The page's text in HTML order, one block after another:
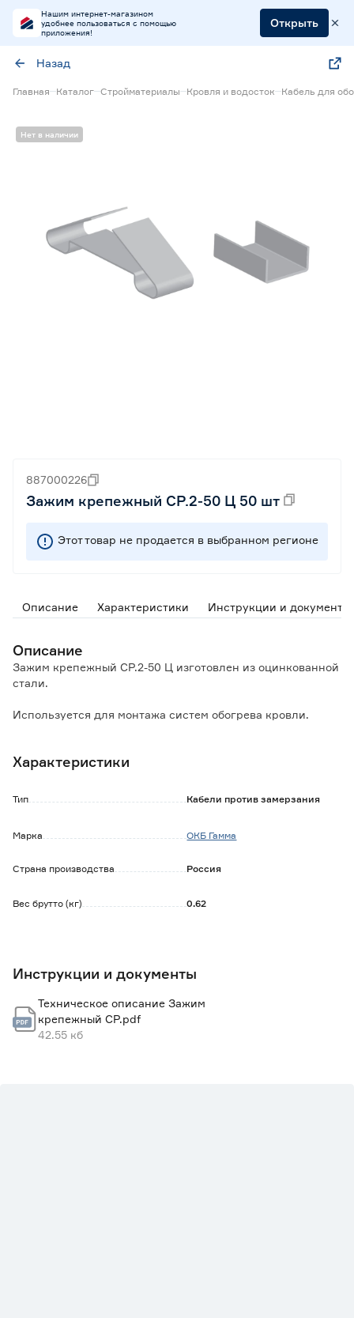
Нашим интернет-магазином
удобнее пользоваться с помощью
приложения!
Открыть
Назад
Главная Каталог Стройматериалы Кровля и водосток Кабель для
Нет в наличии
887000226
Зажим крепежный СР.2-50 Ц 50 шт
Этот товар не продается в выбранном регионе
Описание Характеристики Инструкции и документы
Описание
Зажим крепежный СР.2-50 Ц изготовлен из оцинкованной
стали.
Используется для монтажа систем обогрева кровли.
50 шт в упаковке.
Характеристики
Тип Кабели против замерзания
Марка ОКБ Гамма
Страна производства Россия
Вес брутто (кг) 0.62
Инструкции и документы
Техническое описание Зажим
крепежный СР.pdf
42.55 кб